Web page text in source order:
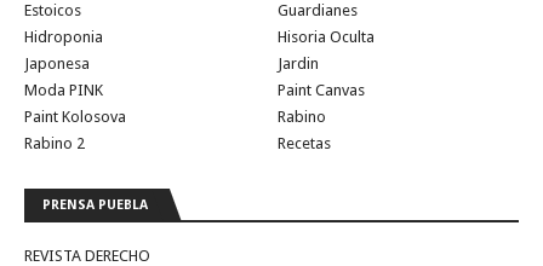
Estoicos
Guardianes
Hidroponia
Hisoria Oculta
Japonesa
Jardin
Moda PINK
Paint Canvas
Paint Kolosova
Rabino
Rabino 2
Recetas
PRENSA PUEBLA
REVISTA DERECHO